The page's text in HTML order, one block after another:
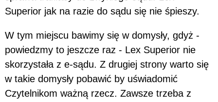
Superior jak na razie do sądu się nie śpieszy.
W tym miejscu bawimy się w domysły, gdyż -
powiedzmy to jeszcze raz - Lex Superior nie
skorzystała z e-sądu. Z drugiej strony warto się
w takie domysły pobawić by uświadomić
Czytelnikom ważną rzecz. Zawsze trzeba z